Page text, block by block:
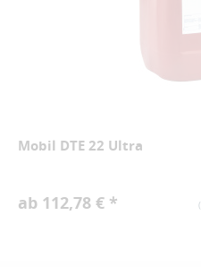
Mobil DTE 22 Ultra
(
ab 112,78 € *